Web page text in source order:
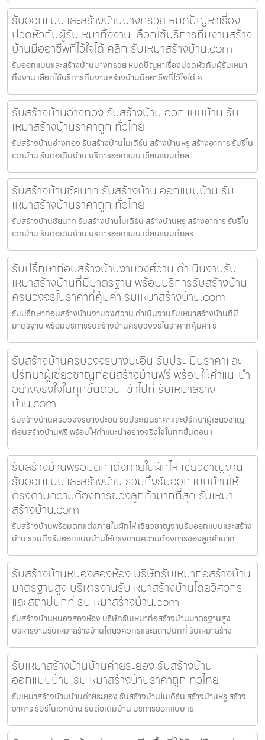
รับออกแบบและสร้างบ้านบางกรวย หมดปัญหาเรื่อง
ปวดหัวกับผู้รับเหมาทิ้งงาน เลือกใช้บริการทีมงานสร้าง
บ้านมืออาชีพที่ไว้ใจได้ คลิก รับเหมาสร้างบ้าน.com
รับออกแบบและสร้างบ้านบางกรวย หมดปัญหาเรื่องปวดหัวกับผู้รับเหมา
ทิ้งงาน เลือกใช้บริการทีมงานสร้างบ้านมืออาชีพที่ไว้ใจได้ ค
รับสร้างบ้านอ่างทอง รับสร้างบ้าน ออกแบบบ้าน รับ
เหมาสร้างบ้านราคาถูก ทั่วไทย
รับสร้างบ้านอ่างทอง รับสร้างบ้านโมเดิร์น สร้างบ้านหรู สร้างอาคาร รับรีโน
เวทบ้าน รับต่อเติมบ้าน บริการออกแบบ เขียนแบบก่อส
รับสร้างบ้านชัยนาท รับสร้างบ้าน ออกแบบบ้าน รับ
เหมาสร้างบ้านราคาถูก ทั่วไทย
รับสร้างบ้านชัยนาท รับสร้างบ้านโมเดิร์น สร้างบ้านหรู สร้างอาคาร รับรีโน
เวทบ้าน รับต่อเติมบ้าน บริการออกแบบ เขียนแบบก่อสร
รับปรึกษาก่อนสร้างบ้านงามวงศ์วาน ดำเนินงานรับ
เหมาสร้างบ้านที่มีมาตรฐาน พร้อมบริการรับสร้างบ้าน
ครบวงจรในราคาที่คุ้มค่า รับเหมาสร้างบ้าน.com
รับปรึกษาก่อนสร้างบ้านงามวงศ์วาน ดำเนินงานรับเหมาสร้างบ้านที่มี
มาตรฐาน พร้อมบริการรับสร้างบ้านครบวงจรในราคาที่คุ้มค่า รั
รับสร้างบ้านครบวงจรบางปะอิน รับประเมินราคาและ
ปรึกษาผู้เชี่ยวชาญก่อนสร้างบ้านฟรี พร้อมให้คำแนะนำ
อย่างจริงใจในทุกขั้นตอน เข้าไปที่ รับเหมาสร้าง
บ้าน.com
รับสร้างบ้านครบวงจรบางปะอิน รับประเมินราคาและปรึกษาผู้เชี่ยวชาญ
ก่อนสร้างบ้านฟรี พร้อมให้คำแนะนำอย่างจริงใจในทุกขั้นตอน เ
รับสร้างบ้านพร้อมตกแต่งภายในผักไห่ เชี่ยวชาญงาน
รับออกแบบและสร้างบ้าน รวมถึงรับออกแบบบ้านให้
ตรงตามความต้องการของลูกค้ามากที่สุด รับเหมา
สร้างบ้าน.com
รับสร้างบ้านพร้อมตกแต่งภายในผักไห่ เชี่ยวชาญงานรับออกแบบและสร้าง
บ้าน รวมถึงรับออกแบบบ้านให้ตรงตามความต้องการของลูกค้ามาก
รับสร้างบ้านหนองสองห้อง บริษัทรับเหมาก่อสร้างบ้าน
มาตรฐานสูง บริหารงานรับเหมาสร้างบ้านโดยวิศวกร
และสถาปนิกที่ รับเหมาสร้างบ้าน.com
รับสร้างบ้านหนองสองห้อง บริษัทรับเหมาก่อสร้างบ้านมาตรฐานสูง
บริหารงานรับเหมาสร้างบ้านโดยวิศวกรและสถาปนิกที่ รับเหมาสร้าง
รับเหมาสร้างบ้านบ้านค่ายระยอง รับสร้างบ้าน
ออกแบบบ้าน รับเหมาสร้างบ้านราคาถูก ทั่วไทย
รับเหมาสร้างบ้านบ้านค่ายระยอง รับสร้างบ้านโมเดิร์น สร้างบ้านหรู สร้าง
อาคาร รับรีโนเวทบ้าน รับต่อเติมบ้าน บริการออกแบบ เข